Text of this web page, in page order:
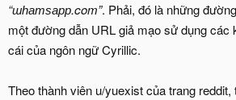
“шһатѕарр.com”. Phải, đó là những
một đường dẫn URL giả mạo sử dụng các
cái của ngôn ngữ Cyrillic.
Theo thành viên u/yuexist của trang